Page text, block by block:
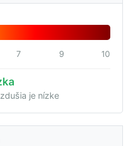
7 9 10
je nízke